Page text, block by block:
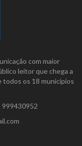
com maior
leitor que chega a
todos os 18 municípios
999430952